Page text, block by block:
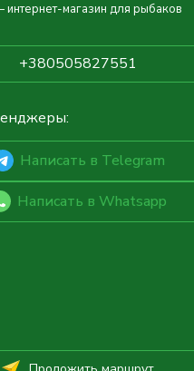
магазин для рыбаков
+380505827551
Написать в Telegram
Написать в Whatsapp